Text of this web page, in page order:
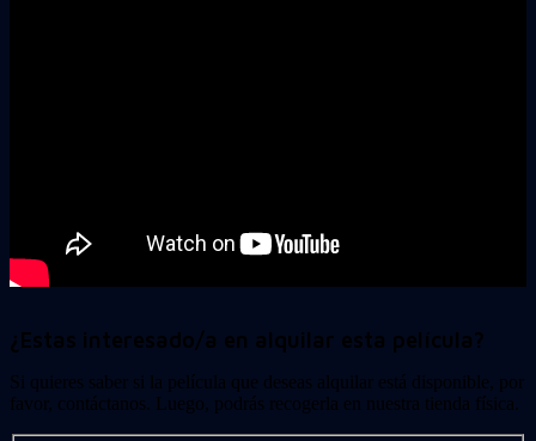
¿Estas interesado/a en alquilar esta película?
Si quieres saber si la película que deseas alquilar está disponible, por
favor, contáctanos. Luego, podrás recogerla en nuestra tienda física.